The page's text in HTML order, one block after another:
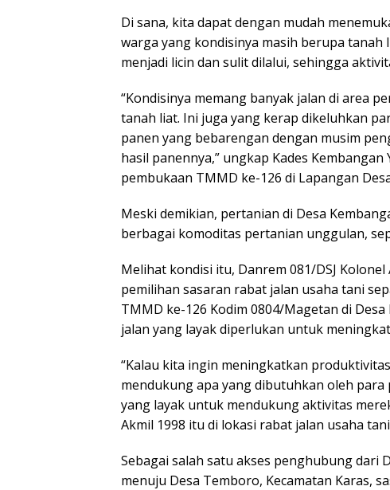
Di sana, kita dapat dengan mudah
warga yang kondisinya masih berupa
menjadi licin dan sulit dilalui, sehingga
“Kondisinya memang banyak jalan di area
tanah liat. Ini juga yang kerap dikeluhkan
panen yang bebarengan dengan musim
hasil panennya,” ungkap Kades
pembukaan TMMD ke-126 di Lapangan
Meski demikian, pertanian di Desa
berbagai komoditas pertanian unggulan,
Melihat kondisi itu, Danrem 081/DSJ
pemilihan sasaran rabat jalan usaha tani
TMMD ke-126 Kodim 0804/Magetan di
jalan yang layak diperlukan untuk
“Kalau kita ingin meningkatkan
mendukung apa yang dibutuhkan oleh para
yang layak untuk mendukung aktivitas
Akmil 1998 itu di lokasi rabat jalan usaha
Sebagai salah satu akses penghubung dari
menuju Desa Temboro, Kecamatan Karas,